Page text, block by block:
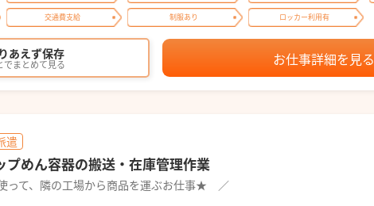
交通費支給 制服あり ロッカー利用有
あえず保存
でまとめて見る お仕事詳細を見る
遣
プめん容器の搬送・在庫管理作業
って、隣の工場から商品を運ぶお仕事★ ／